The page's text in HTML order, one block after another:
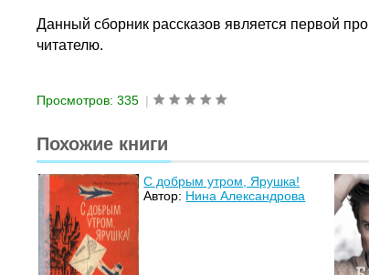
Данный сборник рассказов является первой
читателю.
Просмотров: 335 |
Похожие книги
С добрым утром, Ярушка!
Автор: Нина Александрова